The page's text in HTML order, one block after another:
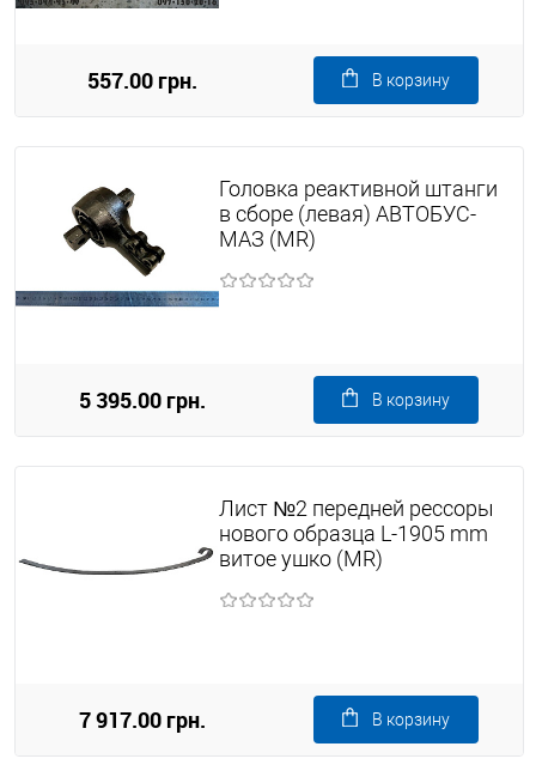
557.00 грн. В корзину
Головка реактивной штанги
в сборе (левая) АВТОБУС-
МАЗ (MR)
5 395.00 грн. В корзину
Лист №2 передней рессоры
нового образца L-1905 mm
витое ушко (MR)
7 917.00 грн. В корзину